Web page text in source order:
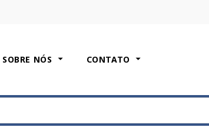
SOBRE NÓS CONTATO